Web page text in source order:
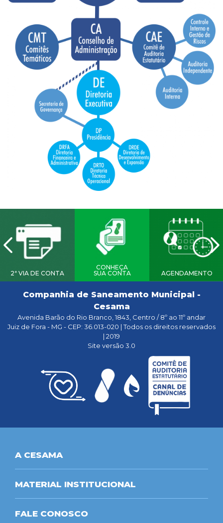
2ª VIA DE CONTA
CONHEÇA
SUA CONTA
AGENDAMENTO
Companhia de Saneamento Municipal -
Cesama
Avenida Barão do Rio Branco, 1843, Centro / 8º ao 11º andar
Juiz de Fora - MG - CEP: 36.013-020 | Todos os direitos reservados
| 2019
Site versão 3.0
A CESAMA
MATERIAL INSTITUCIONAL
FALE CONOSCO